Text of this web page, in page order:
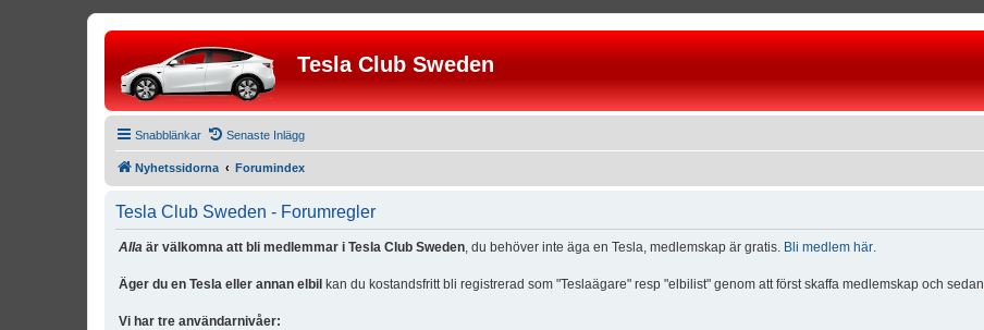
Tesla Club Sweden
Snabblänkar Senaste Inlägg
Nyhetssidorna Forumindex
Tesla Club Sweden - Forumregler
Alla är välkomna att bli medlemmar i Tesla Club Sweden, du behöver inte äga en Tesla, medlemskap är gratis. Bli medlem här.
Äger du en Tesla eller annan elbil kan du kostandsfritt bli registrerad som "Teslaägare" resp "elbilist" genom att först skaffa medlemskap och sedan
Vi har tre användarnivåer: